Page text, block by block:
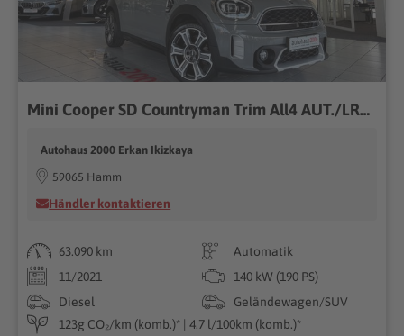
Mini Cooper SD Countryman Trim All4 AUT./LRF/PANO/HUD
Autohaus 2000 Erkan Ikizkaya
59065 Hamm
Händler kontaktieren
63.090 km
Automatik
11/2021
140 kW (190 PS)
Diesel
Geländewagen/SUV
123g CO₂/km (komb.)* | 4.7 l/100km (komb.)*